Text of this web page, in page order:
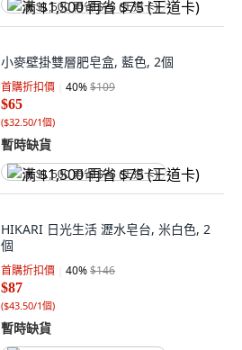
满 $1,500 再省 $75 (王道卡)
小麥壁掛雙層肥皂盒, 藍色, 2個
首購折扣價 40%$109
$65
($32.50/1個)
暫時缺貨
满 $1,500 再省 $75 (王道卡)
HIKARI 日光生活 瀝水皂台, 米白色, 2
個
首購折扣價 40%$146
$87
($43.50/1個)
暫時缺貨